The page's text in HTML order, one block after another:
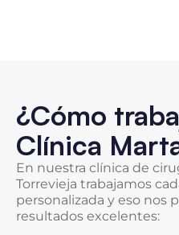
¿Cómo
Clínica
En nuestra clínica de
Torrevieja trabajamos
personalizada y eso nos
resultados excelentes: